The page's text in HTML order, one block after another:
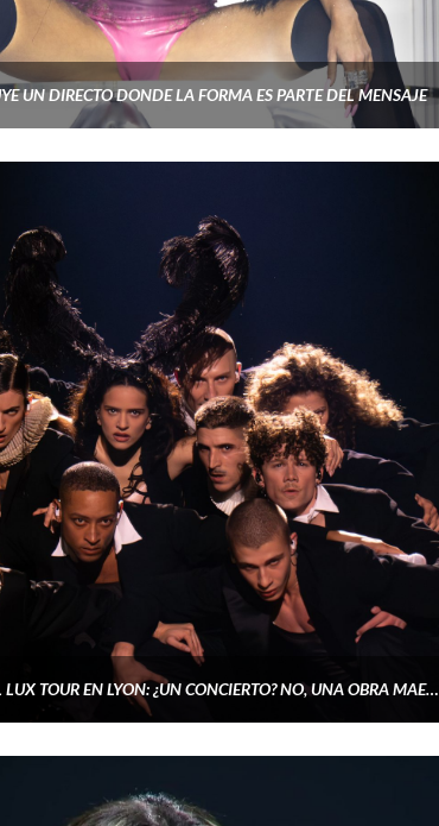
UN DIRECTO DONDE LA FORMA ES PARTE DEL MENSAJE
ROSALÍA INAUGURA EL LUX TOUR EN LYON: ¿UN CONCIERTO? NO, UNA OBRA MAESTRA.